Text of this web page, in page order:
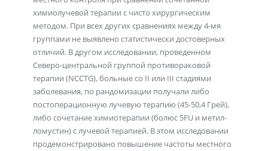
химиолучевой терапии с чисто хирургическим
методом. При всех других сравнениях между 4-мя
группами не выявлено статистически достоверных
отличий. В другом исследовании, проведенном
Северо-центральной группой противораковой
терапии (NCCTG), больные со II или III стадиями
заболевания, по рандомизации получали либо
постоперационную лучевую терапию (45-50,4 Грей),
либо сочетание химиотерапии (болюс 5FU и метил-
ломустин) с лучевой терапией. В этом исследовании
продемонстрировано повышение частоты местного